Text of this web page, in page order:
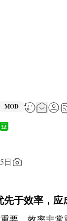
MOD
日
先于效率，